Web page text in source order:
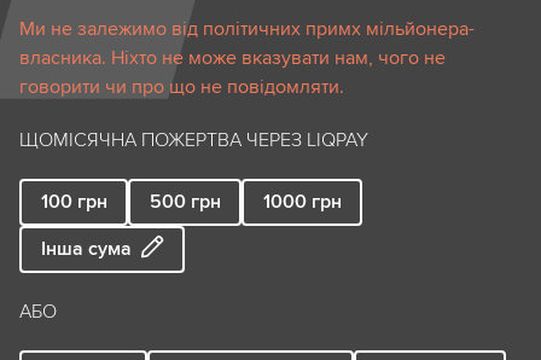
Ми не залежимо від політичних примх мільйонера-
власника. Ніхто не може вказувати нам, чого не
говорити чи про що не повідомляти.
ЩОМІСЯЧНА ПОЖЕРТВА ЧЕРЕЗ LIQPAY
100 грн 500 грн 1000 грн
Інша сума
АБО